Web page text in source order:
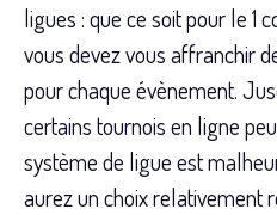
ligues : que ce soit pour le 1
vous devez vous affranchir
pour chaque évènement.
certains tournois en ligne
système de ligue est
aurez un choix relativement